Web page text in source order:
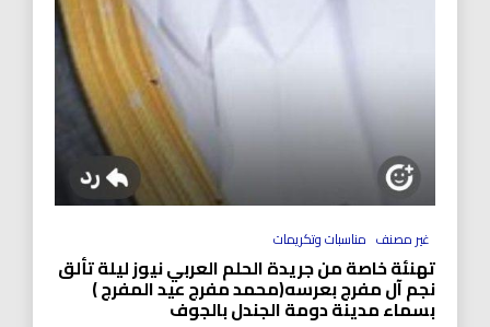
غير مصنف مناسبات وتكريمات
تهنئة خاصة من جريدة الحلم العربي نيوز ليلة تألق
نجم آل مفرج بعرسه(محمد مفرج عيد المفرج )
بسماء مدينة دومة الجندل بالجوف